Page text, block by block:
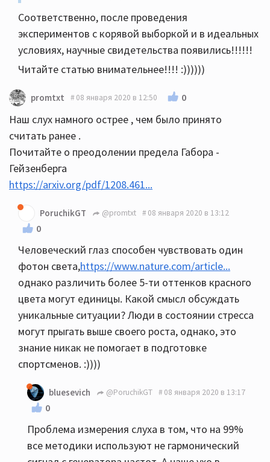
Соответственно, после проведения
экспериментов с корявой выборкой и в идеальных
условиях, научные свидетельства появились!!!!!!
Читайте статью внимательнее!!!! :))))))
promtxt 08 января 2020 в 12:50 0
Наш слух намного острее , чем было принято
считать ранее .
Почитайте о преодолении предела Габора -
Гейзенберга
https://arxiv.org/pdf/1208.461...
PoruchikGT @promtxt 08 января 2020 в 13:12
0
Человеческий глаз способен чувствовать один
фотон света,https://www.nature.com/article...
однако различить более 5-ти оттенков красного
цвета могут единицы. Какой смысл обсуждать
уникальные ситуации? Люди в состоянии стресса
могут прыгать выше своего роста, однако, это
знание никак не помогает в подготовке
спортсменов. :))))
bluesevich @PoruchikGT 08 января 2020 в 13:17
0
Проблема измерения слуха в том, что на 99%
все методики используют не гармонический